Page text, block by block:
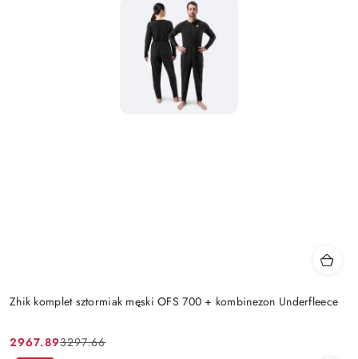
Zhik komplet sztormiak męski OFS 700 + kombinezon Underfleece
Cena
2967.89
Cena
3297.66